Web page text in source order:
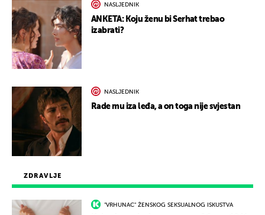
ZDRAVLJE
"VRHUNAC" ŽENSKOG SEKSUALNOG ISKUSTVA
NASLJEDNIK
ANKETA: Koju ženu bi Serhat trebao
izabrati?
NASLJEDNIK
Rade mu iza leđa, a on toga nije svjestan